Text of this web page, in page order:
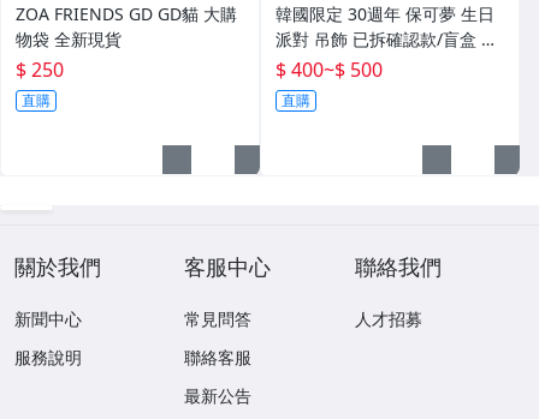
ZOA FRIENDS GD GD貓 大購
物袋 全新現貨
$ 250
直購
韓國限定 30週年 保可夢 生日
派對 吊飾 已拆確認款/盲盒 現
貨
$ 400~$ 500
直購
關於我們
新聞中心
服務說明
客服中心
常見問答
聯絡客服
最新公告
聯絡我們
人才招募